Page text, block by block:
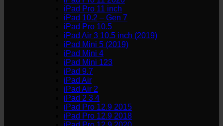
iPad Pro 11 inch
iPad 10.2 – Gen 7
iPad Pro 10.5
iPad Air 3 10.5 inch (2019)
iPad Mini 5 (2019)
iPad Mini 4
iPad Mini 123
iPad 9.7
iPad Air
iPad Air 2
iPad 2 3 4
iPad Pro 12.9 2015
iPad Pro 12.9 2018